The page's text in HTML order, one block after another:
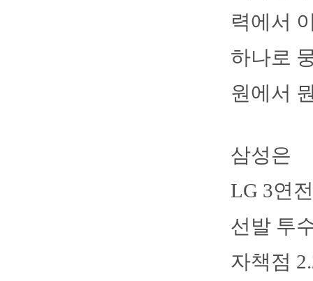
력에서
하나로
원에서
삼성은
LG 3연
선발 투
자책점